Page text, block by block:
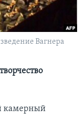
Вагнера
камерный